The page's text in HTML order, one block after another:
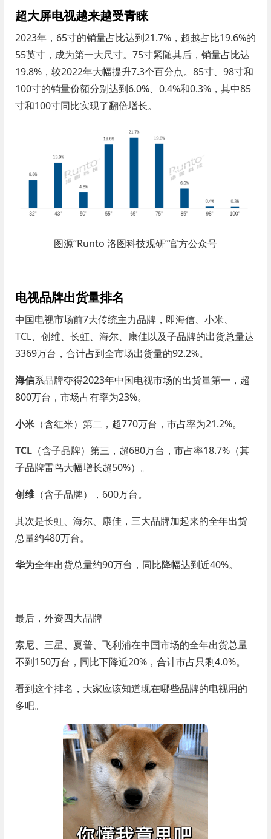
超大屏电视越来越受青睐
2023年，65寸的销量占比达到21.7%，超越占比19.6%的
55英寸，成为第一大尺寸。75寸紧随其后，销量占比达
19.8%，较2022年大幅提升7.3个百分点。85寸、98寸和
100寸的销量份额分别达到6.0%、0.4%和0.3%，其中85
寸和100寸同比实现了翻倍增长。
图源“Runto 洛图科技观研”官方公众号
电视品牌出货量排名
中国电视市场前7大传统主力品牌，即海信、小米、
TCL、创维、长虹、海尔、康佳以及子品牌的出货总量达
3369万台，合计占到全市场出货量的92.2%。
海信系品牌夺得2023年中国电视市场的出货量第一，超
800万台，市场占有率为23%。
小米（含红米）第二，超770万台，市占率为21.2%。
TCL（含子品牌）第三，超680万台，市占率18.7%（其
子品牌雷鸟大幅增长超50%）。
创维（含子品牌），600万台。
其次是长虹、海尔、康佳，三大品牌加起来的全年出货
总量约480万台。
华为全年出货总量约90万台，同比降幅达到近40%。
最后，外资四大品牌
索尼、三星、夏普、飞利浦在中国市场的全年出货总量
不到150万台，同比下降近20%，合计市占只剩4.0%。
看到这个排名，大家应该知道现在哪些品牌的电视用的
多吧。